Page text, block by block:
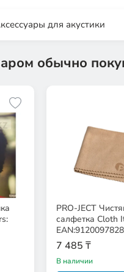
для акустики
обычно
PRO-JECT
салфетка Cloth
7 485 ₸
В наличии